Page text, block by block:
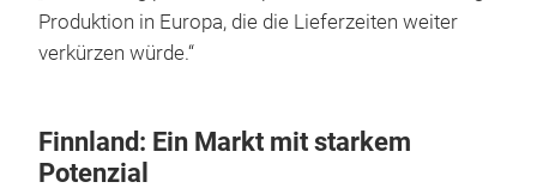
Produktion in Europa, die die Lieferzeiten weiter
verkürzen würde.“
Finnland: Ein Markt mit starkem
Potenzial